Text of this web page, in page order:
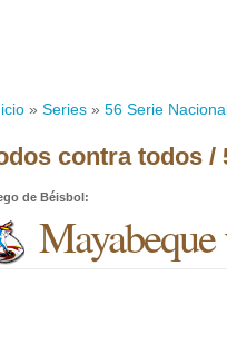
» Series » 56 Serie
contra todos /
de Béisbol: